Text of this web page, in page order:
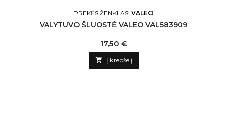
PREKĖS ŽENKLAS: VALEO
VALYTUVO ŠLUOSTĖ VALEO VAL583909
Kaina
17,50 €
 Į krepšelį